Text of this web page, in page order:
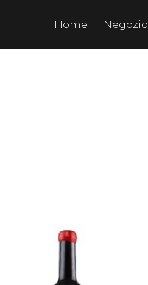
Home Negozio